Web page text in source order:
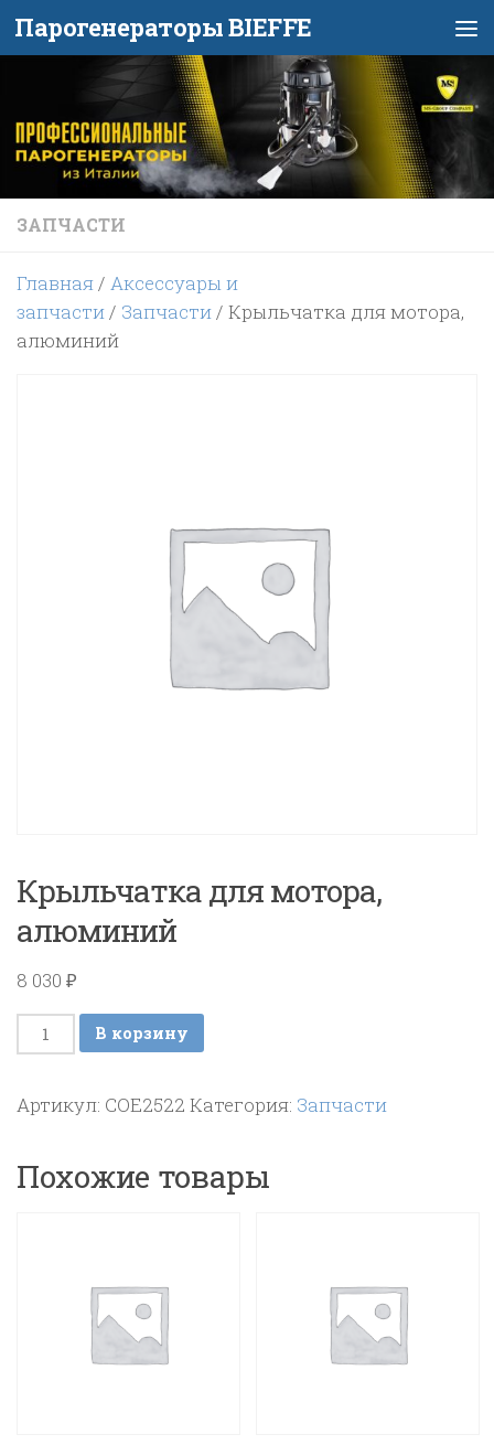
Перейти к содержимому
Парогенераторы BIEFFE
ЗАПЧАСТИ
Главная/ Аксессуары и
запчасти/ Запчасти/ Крыльчатка для мотора,
алюминий
Крыльчатка для мотора,
алюминий
8 030 ₽
Количество
товара
для
алюминий
В корзину
Артикул: COE2522 Категория: Запчасти
Похожие товары